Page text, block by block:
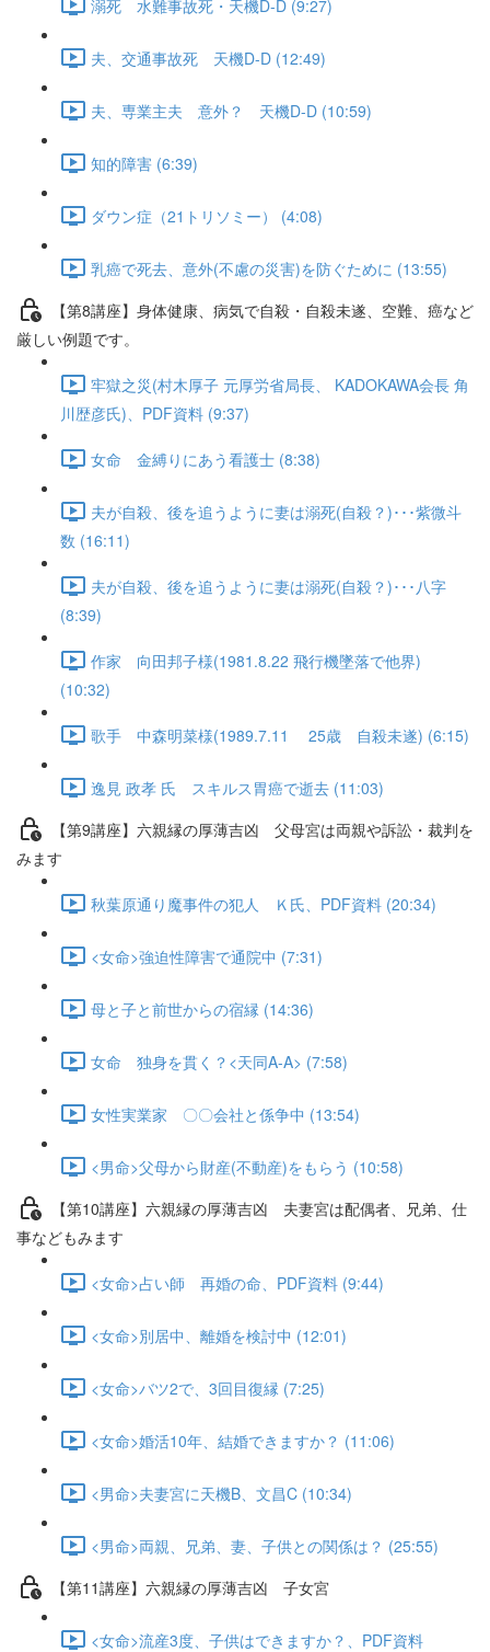
溺死 水難事故死・天機D-D (9:27)
夫、交通事故死 天機D-D (12:49)
夫、専業主夫 意外？ 天機D-D (10:59)
知的障害 (6:39)
ダウン症（21トリソミー） (4:08)
乳癌で死去、意外(不慮の災害)を防ぐために (13:55)
【第8講座】身体健康、病気で自殺・自殺未遂、空難、癌など
厳しい例題です。
牢獄之災(村木厚子 元厚労省局長、 KADOKAWA会長 角
川歴彦氏)、PDF資料 (9:37)
女命 金縛りにあう看護士 (8:38)
夫が自殺、後を追うように妻は溺死(自殺？)･･･紫微斗
数 (16:11)
夫が自殺、後を追うように妻は溺死(自殺？)･･･八字
(8:39)
作家 向田邦子様(1981.8.22 飛行機墜落で他界)
(10:32)
歌手 中森明菜様(1989.7.11 25歳 自殺未遂) (6:15)
逸見 政孝 氏 スキルス胃癌で逝去 (11:03)
【第9講座】六親縁の厚薄吉凶 父母宮は両親や訴訟・裁判を
みます
秋葉原通り魔事件の犯人 Ｋ氏、PDF資料 (20:34)
<女命>強迫性障害で通院中 (7:31)
母と子と前世からの宿縁 (14:36)
女命 独身を貫く？<天同A-A> (7:58)
女性実業家 〇〇会社と係争中 (13:54)
<男命>父母から財産(不動産)をもらう (10:58)
【第10講座】六親縁の厚薄吉凶 夫妻宮は配偶者、兄弟、仕
事などもみます
<女命>占い師 再婚の命、PDF資料 (9:44)
<女命>別居中、離婚を検討中 (12:01)
<女命>バツ2で、3回目復縁 (7:25)
<女命>婚活10年、結婚できますか？ (11:06)
<男命>夫妻宮に天機B、文昌C (10:34)
<男命>両親、兄弟、妻、子供との関係は？ (25:55)
【第11講座】六親縁の厚薄吉凶 子女宮
<女命>流産3度、子供はできますか？、PDF資料